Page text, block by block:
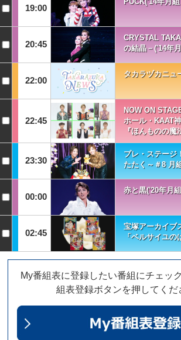
19:00
20:45
CRYSTAL
の結晶－('14年
22:00
タカラヅカニュ
22:45
NOW ON
ホール・KAAT
『ほんものの魔
23:30
プレ・ステージ
たたく～＃8 月
00:00
赤と黒('20年月
02:45
宝塚アーカイブ
「ベルサイユ
My番組表に登録したい番組にチェッ
組表登録ボタンを押してくだ